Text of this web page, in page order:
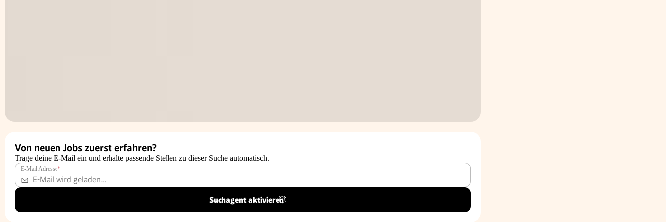
Von neuen Jobs zuerst erfahren?
Trage deine E-Mail ein und erhalte passende Stellen zu dieser Suche automatisch.
E-Mail Adresse*
Suchagent aktivieren